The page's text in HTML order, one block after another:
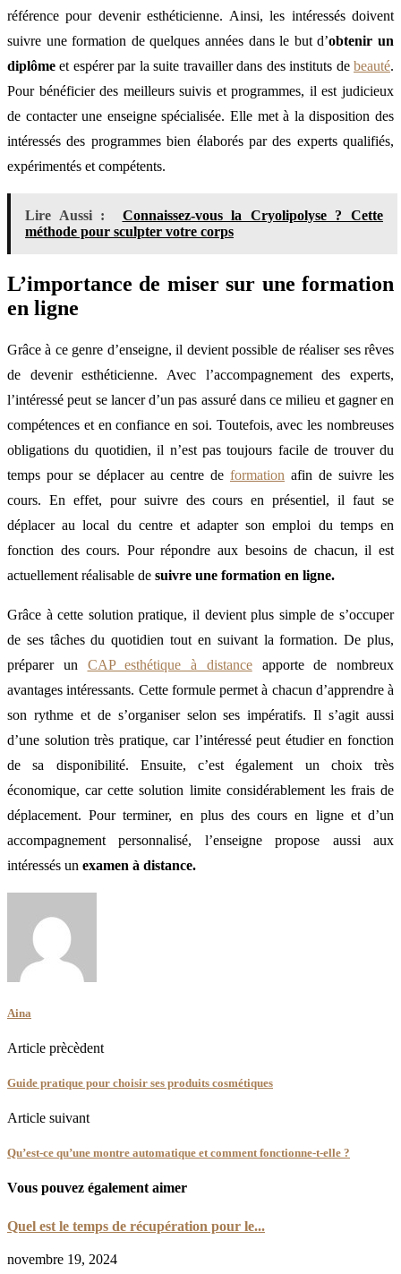
référence pour devenir esthéticienne. Ainsi, les intéressés doivent
suivre une formation de quelques années dans le but d’obtenir un
diplômeet espérer par la suite travailler dans des instituts debeauté.
Pour bénéficier des meilleurs suivis et programmes, il est judicieux
de contacter une enseigne spécialisée. Elle met à la disposition des
intéressés des programmes bien élaborés par des experts qualifiés,
expérimentés et compétents.
Lire Aussi :
Connaissez-vous la Cryolipolyse ? Cette
méthode pour sculpter votre corps
L’importance de miser sur une formation
en ligne
Grâce à ce genre d’enseigne, il devient possible de réaliser ses rêves
de devenir esthéticienne. Avec l’accompagnement des experts,
l’intéressé peut se lancer d’un pas assuré dans ce milieu et gagner en
compétences et en confiance en soi. Toutefois, avec les nombreuses
obligations du quotidien, il n’est pas toujours facile de trouver du
temps pour se déplacer au centre de formation afin de suivre les
cours. En effet, pour suivre des cours en présentiel, il faut se
déplacer au local du centre et adapter son emploi du temps en
fonction des cours. Pour répondre aux besoins de chacun, il est
actuellement réalisable de suivre une formation en ligne.
Grâce à cette solution pratique, il devient plus simple de s’occuper
de ses tâches du quotidien tout en suivant la formation. De plus,
préparer un CAP esthétique à distanceapporte de nombreux
avantages intéressants. Cette formule permet à chacun d’apprendre à
son rythme et de s’organiser selon ses impératifs. Il s’agit aussi
d’une solution très pratique, car l’intéressé peut étudier en fonction
de sa disponibilité. Ensuite, c’est également un choix très
économique, car cette solution limite considérablement les frais de
déplacement. Pour terminer, en plus des cours en ligne et d’un
accompagnement personnalisé, l’enseigne propose aussi aux
intéressés un examen à distance.
Aina
Article prècèdent
Guide pratique pour choisir ses produits cosmétiques
Article suivant
Qu’est-ce qu’une montre automatique et comment fonctionne-t-elle ?
Vous pouvez également aimer
Quel est le temps de récupération pour le...
novembre 19, 2024